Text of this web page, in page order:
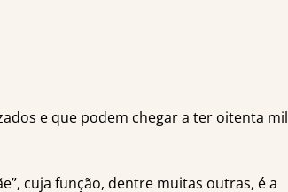
e que podem chegar a ter oitenta mil
cuja função, dentre muitas outras, é a